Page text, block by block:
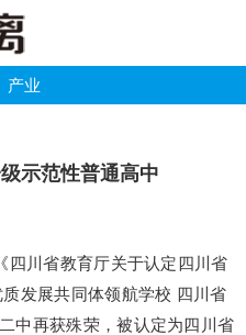
产业
示范性普通高中
四川省教育厅关于认定四川省
发展共同体领航学校 四川省
中再获殊荣，被认定为四川省